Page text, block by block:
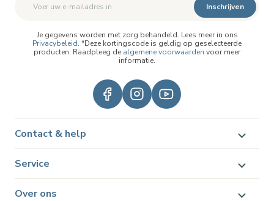
Inschrijven
Je gegevens worden met zorg behandeld. Lees meer in ons
Privacybeleid. *Deze kortingscode is geldig op geselecteerde
producten. Raadpleeg de algemene voorwaarden voor meer
informatie.
Contact & help
Service
Over ons